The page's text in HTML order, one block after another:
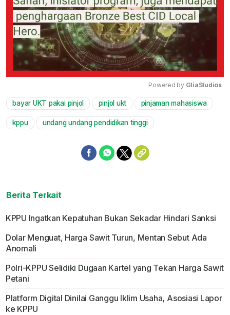
Mute
Powered by GliaStudios
bayar UKT pakai pinjol pinjol ukt pinjaman mahasiswa
kppu undang undang pendidikan tinggi
Berita Terkait
KPPU Ingatkan Kepatuhan Bukan Sekadar Hindari Sanksi
Dolar Menguat, Harga Sawit Turun, Mentan Sebut Ada
Anomali
Polri-KPPU Selidiki Dugaan Kartel yang Tekan Harga Sawit
Petani
Platform Digital Dinilai Ganggu Iklim Usaha, Asosiasi Lapor
ke KPPU